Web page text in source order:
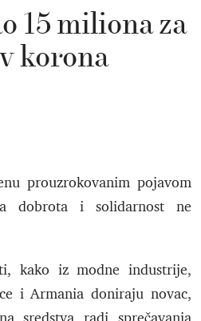
15 miliona za
korona
prouzrokovanim pojavom
dobrota i solidarnost ne
kako iz modne industrije,
i Armania doniraju novac,